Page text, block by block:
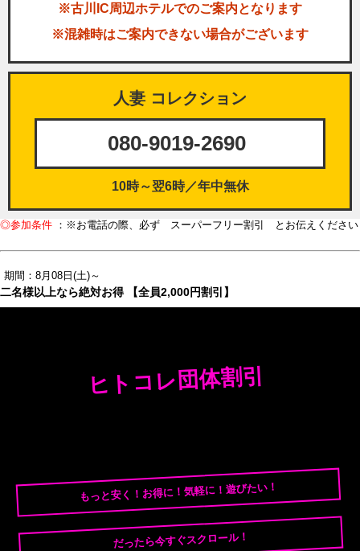
※古川IC周辺ホテルでのご案内となります
※混雑時はご案内できない場合がございます
人妻 コレクション
080-9019-2690
10時～翌6時／年中無休
◎参加条件 ：※お電話の際、必ず スーパーフリー割引 とお伝えください
期間：8月08日(土)～
二名様以上なら絶対お得 【全員2,000円割引】
ヒトコレ団体割引
もっと安く！お得に！気軽に！遊びたい！
だったら今すぐスクロール！